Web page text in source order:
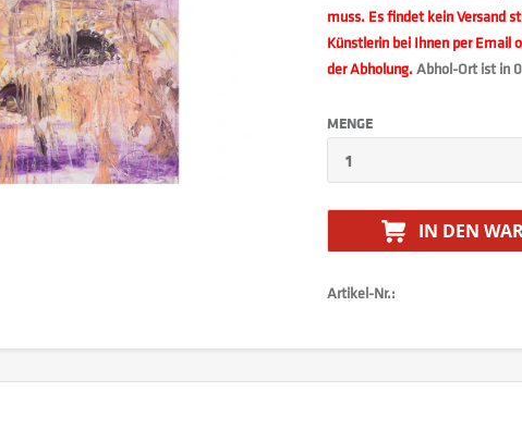
muss. Es findet kein Versand
Künstlerin bei Ihnen per Email
der Abholung. Abhol-Ort ist in
MENGE
IN DEN
Artikel-Nr.: